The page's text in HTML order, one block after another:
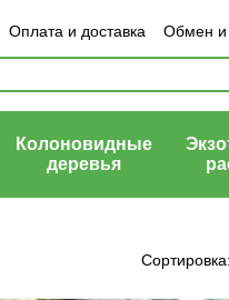
Оплата и доставка
Обмен и
договор (оферта)
Колоновидные
деревья
Сортировка: